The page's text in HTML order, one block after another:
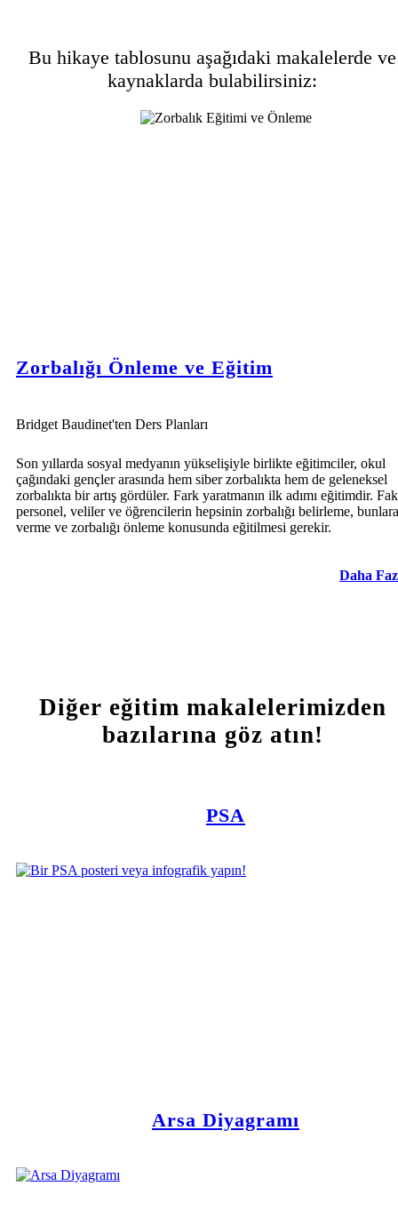
Bu hikaye tablosunu aşağıdaki makalelerde ve
kaynaklarda bulabilirsiniz:
Zorbalığı Önleme ve Eğitim
Bridget Baudinet'ten Ders Planları
Son yıllarda sosyal medyanın yükselişiyle birlikte eğitimciler, okul
çağındaki gençler arasında hem siber zorbalıkta hem de geleneksel
zorbalıkta bir artış gördüler. Fark yaratmanın ilk adımı eğitimdir.
personel, veliler ve öğrencilerin hepsinin zorbalığı belirleme,
verme ve zorbalığı önleme konusunda eğitilmesi gerekir.
Daha
Diğer eğitim makalelerimizden
bazılarına göz atın!
PSA
Arsa Diyagramı